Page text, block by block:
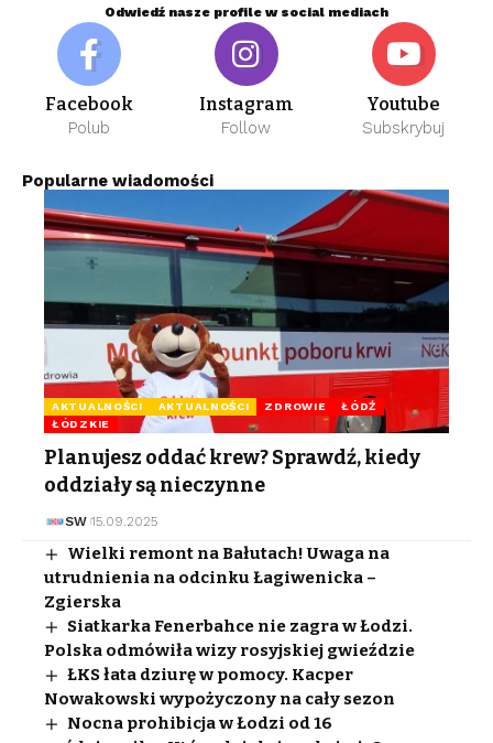
Odwiedź nasze profile w social mediach
Facebook
Polub
Instagram
Follow
Youtube
Subskrybuj
Popularne wiadomości
AKTUALNOŚCI AKTUALNOŚCI ZDROWIE
ŁÓDŹ
ŁÓDZKIE
Planujesz oddać krew? Sprawdź, kiedy
oddziały są nieczynne
SW 15.09.2025
Wielki remont na Bałutach! Uwaga na
utrudnienia na odcinku Łagiwenicka –
Zgierska
Siatkarka Fenerbahce nie zagra w Łodzi.
Polska odmówiła wizy rosyjskiej gwieździe
ŁKS łata dziurę w pomocy. Kacper
Nowakowski wypożyczony na cały sezon
Nocna prohibicja w Łodzi od 16